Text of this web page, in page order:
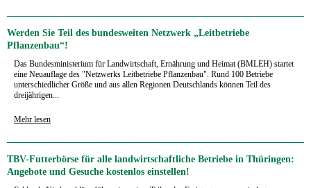
Werden Sie Teil des bundesweiten Netzwerk „Leitbetriebe
Pflanzenbau“!
Das Bundesministerium für Landwirtschaft, Ernährung und Heimat (BMLEH) startet
eine Neuauflage des "Netzwerks Leitbetriebe Pflanzenbau". Rund 100 Betriebe
unterschiedlicher Größe und aus allen Regionen Deutschlands können Teil des
dreijährigen...
Mehr lesen
TBV-Futterbörse für alle landwirtschaftliche Betriebe in Thüringen:
Angebote und Gesuche kostenlos einstellen!